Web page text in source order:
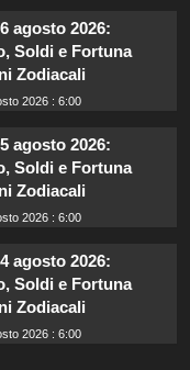
agosto 2026:
Soldi e Fortuna
Zodiacali
2026 : 6:00
agosto 2026:
Soldi e Fortuna
Zodiacali
2026 : 6:00
agosto 2026:
Soldi e Fortuna
Zodiacali
2026 : 6:00